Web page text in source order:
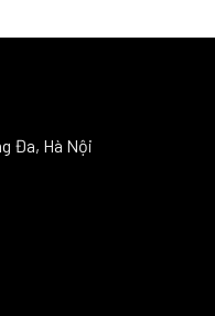
Đa, Hà Nội